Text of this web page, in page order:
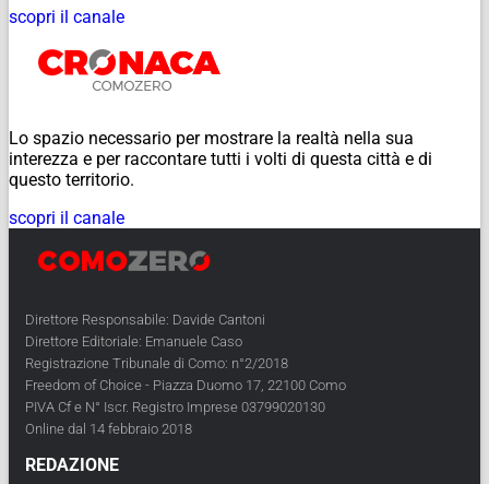
scopri il canale
Lo spazio necessario per mostrare la realtà nella sua
interezza e per raccontare tutti i volti di questa città e di
questo territorio.
scopri il canale
Direttore Responsabile: Davide Cantoni
Direttore Editoriale: Emanuele Caso
Registrazione Tribunale di Como: n°2/2018
Freedom of Choice - Piazza Duomo 17, 22100 Como
PIVA Cf e N° Iscr. Registro Imprese 03799020130
Online dal 14 febbraio 2018
REDAZIONE